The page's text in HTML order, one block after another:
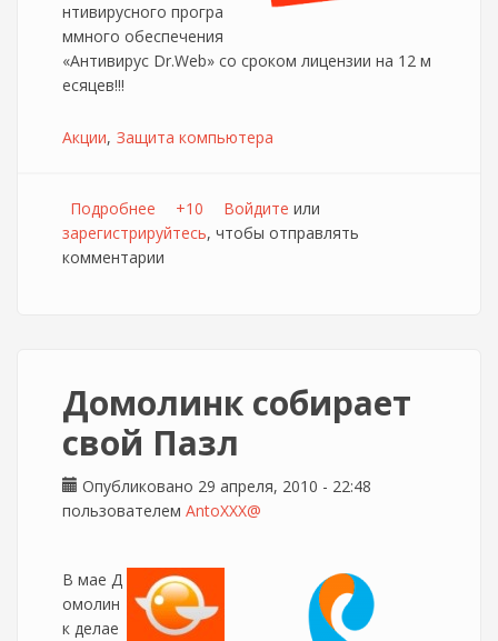
нтивирусного програ
ммного обеспечения
«Антивирус Dr.Web» со сроком лицензии на 12 м
есяцев!!!
Акции Защита компьютера
Подробнее о Стань защитником компьютера [ТТК]
+10 Войдите или
зарегистрируйтесь, чтобы отправлять
комментарии
Домолинк собирает
свой Пазл
Опубликовано 29 апреля, 2010 - 22:48
пользователем AntoXXX@
В мае Д
омолин
к делае